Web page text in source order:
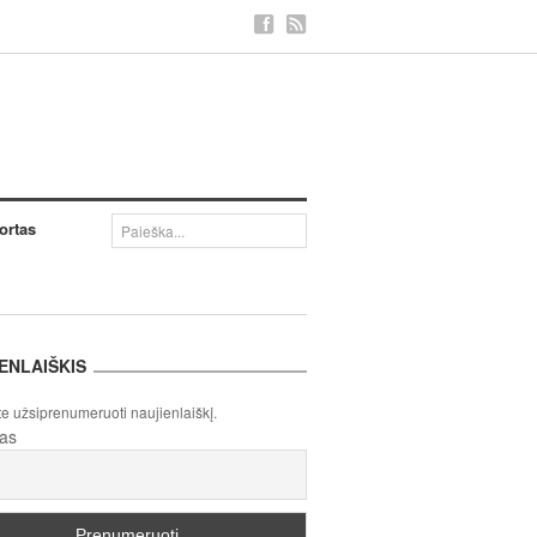
užsiprenumeruoti naujienlaiškį.